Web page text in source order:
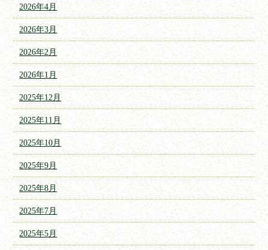
2026年4月
2026年3月
2026年2月
2026年1月
2025年12月
2025年11月
2025年10月
2025年9月
2025年8月
2025年7月
2025年5月